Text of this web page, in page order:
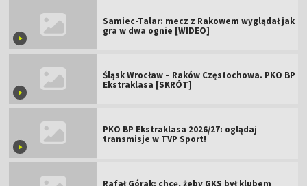
Samiec-Talar: mecz z Rakowem wyglądał jak
gra w dwa ognie [WIDEO]
Śląsk Wrocław – Raków Częstochowa. PKO BP
Ekstraklasa [SKRÓT]
PKO BP Ekstraklasa 2026/27: oglądaj
transmisje w TVP Sport!
Rafał Górak: chcę, żeby GKS był klubem